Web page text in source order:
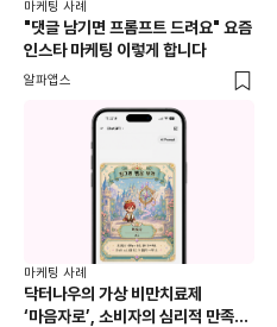
마케팅 사례
"댓글 남기면 프롬프트 드려요" 요즘
인스타 마케팅 이렇게 합니다
알파앱스
마케팅 사례
닥터나우의 가상 비만치료제
‘마음자로’, 소비자의 심리적 만족을